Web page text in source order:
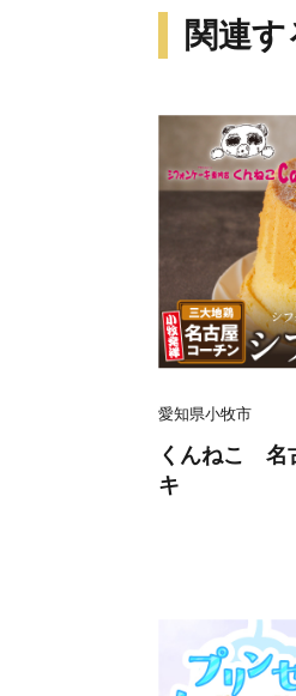
関連
愛知県小牧市
くんねこ 名
キ